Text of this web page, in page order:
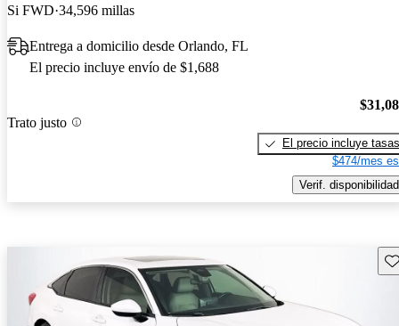
Si FWD 34,596 millas
Entrega a domicilio desde Orlando, FL
El precio incluye envío de $1,688
Trato justo
El precio incluye tasas
$474/mes
Verif. disponibilidad